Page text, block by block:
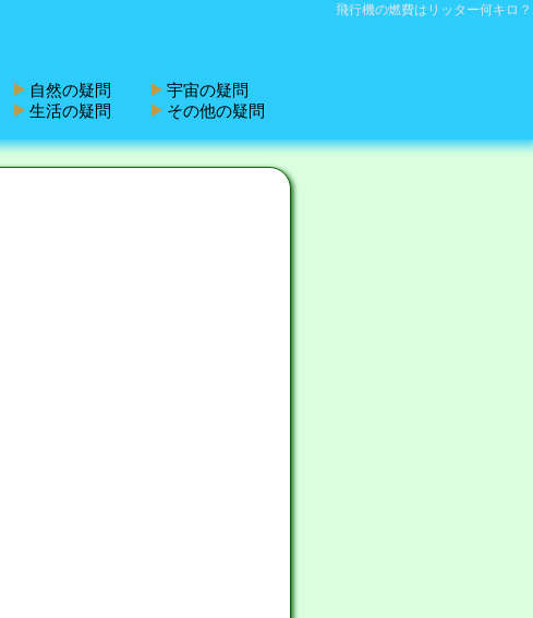
飛行機の燃費はリッター何キロ？
自然の疑問
宇宙の疑問
生活の疑問 その他の疑問